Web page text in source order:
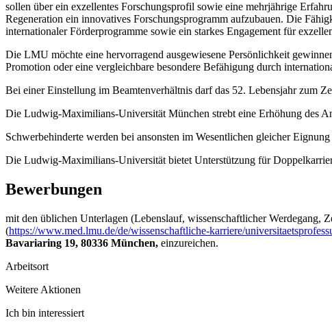
sollen über ein exzellentes Forschungsprofil sowie eine mehrjährige
Regeneration ein innovatives Forschungsprogramm aufzubauen. Die
internationaler Förderprogramme sowie ein starkes Engagement für
Die LMU möchte eine hervorragend ausgewiesene Persönlichkeit
Promotion oder eine vergleichbare besondere Befähigung durch
Bei einer Einstellung im Beamtenverhältnis darf das 52. Lebensjahr zum
Die Ludwig-Maximilians-Universität München strebt eine Erhöhung des
Schwerbehinderte werden bei ansonsten im Wesentlichen gleicher
Die Ludwig-Maximilians-Universität bietet Unterstützung für
Bewerbungen
mit den üblichen Unterlagen (Lebenslauf, wissenschaftlicher
(https://www.med.lmu.de/de/wissenschaftliche-karriere/
Bavariaring 19, 80336 München, einzureichen.
Arbeitsort
Weitere Aktionen
Ich bin interessiert